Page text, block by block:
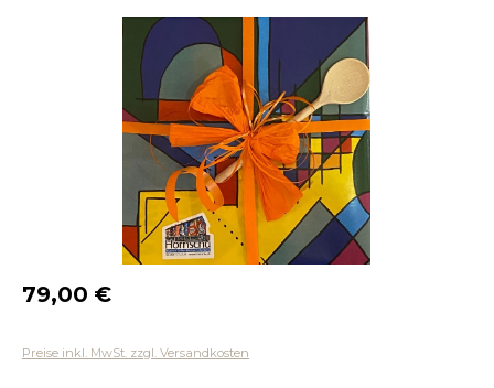
Bildergalerie überspringen
Regulärer Preis:
79,00 €
Preise inkl. MwSt. zzgl. Versandkosten